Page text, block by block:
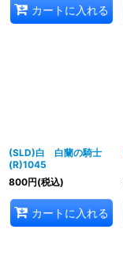
カートに入れる
(SLD)白 白蘭の騎士
(R)1045
800円(税込)
カートに入れる